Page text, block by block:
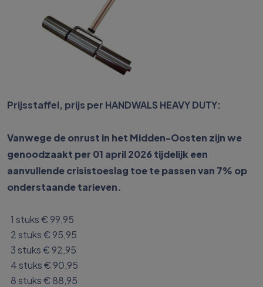
Prijsstaffel, prijs per HANDWALS HEAVY DUTY:
Vanwege de onrust in het Midden-Oosten zijn we
genoodzaakt per 01 april 2026 tijdelijk een
aanvullende crisistoeslag toe te passen van 7% op
onderstaande tarieven.
1 stuks € 99,95
2 stuks € 95,95
3 stuks € 92,95
4 stuks € 90,95
8 stuks € 88,95